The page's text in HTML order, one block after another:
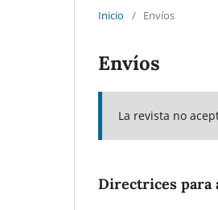
Inicio / Envíos
Envíos
La revista no
Directrices para